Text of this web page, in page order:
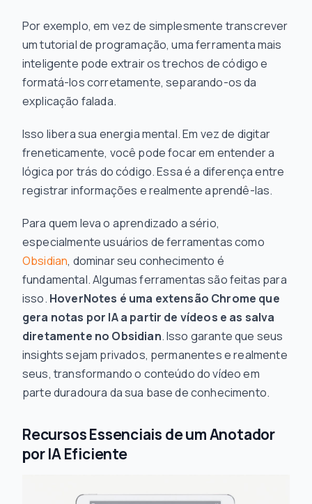
Por exemplo, em vez de simplesmente transcrever
um tutorial de programação, uma ferramenta mais
inteligente pode extrair os trechos de código e
formatá-los corretamente, separando-os da
explicação falada.
Isso libera sua energia mental. Em vez de digitar
freneticamente, você pode focar em entender a
lógica por trás do código. Essa é a diferença entre
registrar informações e realmente aprendê-las.
Para quem leva o aprendizado a sério,
especialmente usuários de ferramentas como
Obsidian, dominar seu conhecimento é
fundamental. Algumas ferramentas são feitas para
isso. HoverNotes é uma extensão Chrome que
gera notas por IA a partir de vídeos e as salva
diretamente no Obsidian. Isso garante que seus
insights sejam privados, permanentes e realmente
seus, transformando o conteúdo do vídeo em
parte duradoura da sua base de conhecimento.
Recursos Essenciais de um Anotador
por IA Eficiente